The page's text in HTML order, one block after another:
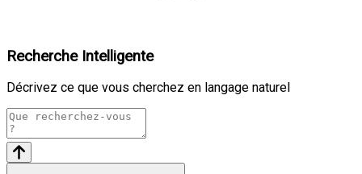
Recherche Intelligente
Décrivez ce que vous cherchez en langage naturel